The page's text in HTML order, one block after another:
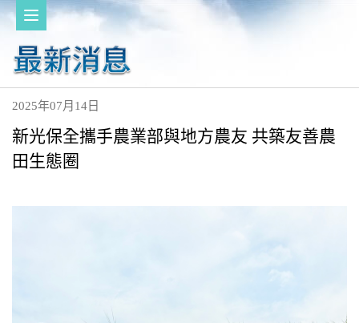
2025年07月14日
新光保全攜手農業部與地方農友 共築友善農
田生態圈